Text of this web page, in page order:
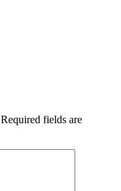
Required fields are